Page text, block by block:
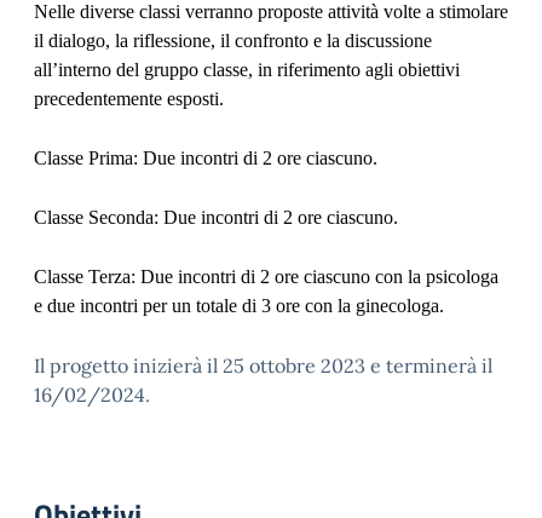
Nelle diverse classi verranno proposte attività volte a stimolare
il dialogo, la riflessione, il confronto e la discussione
all’interno del gruppo classe, in riferimento agli obiettivi
precedentemente esposti.
Classe Prima: Due incontri di 2 ore ciascuno.
Classe Seconda: Due incontri di 2 ore ciascuno.
Classe Terza: Due incontri di 2 ore ciascuno con la psicologa
e due incontri per un totale di 3 ore con la ginecologa.
Il progetto inizierà il 25 ottobre 2023 e terminerà il
16/02/2024.